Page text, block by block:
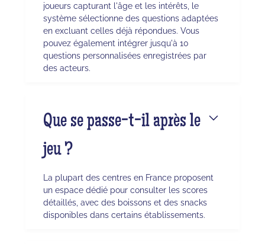
joueurs capturant l'âge et les intérêts, le
système sélectionne des questions adaptées
en excluant celles déjà répondues. Vous
pouvez également intégrer jusqu'à 10
questions personnalisées enregistrées par
des acteurs.
Que se passe-t-il après le
jeu ?
La plupart des centres en France proposent
un espace dédié pour consulter les scores
détaillés, avec des boissons et des snacks
disponibles dans certains établissements.